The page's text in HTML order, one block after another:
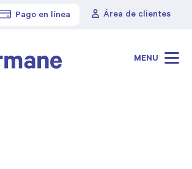
Pago en línea Área de clientes
MENU
> Blog > Sin categorizar